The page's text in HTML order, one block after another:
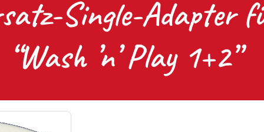
Single-Adapter
“Wash ’n’ Play 1+2”